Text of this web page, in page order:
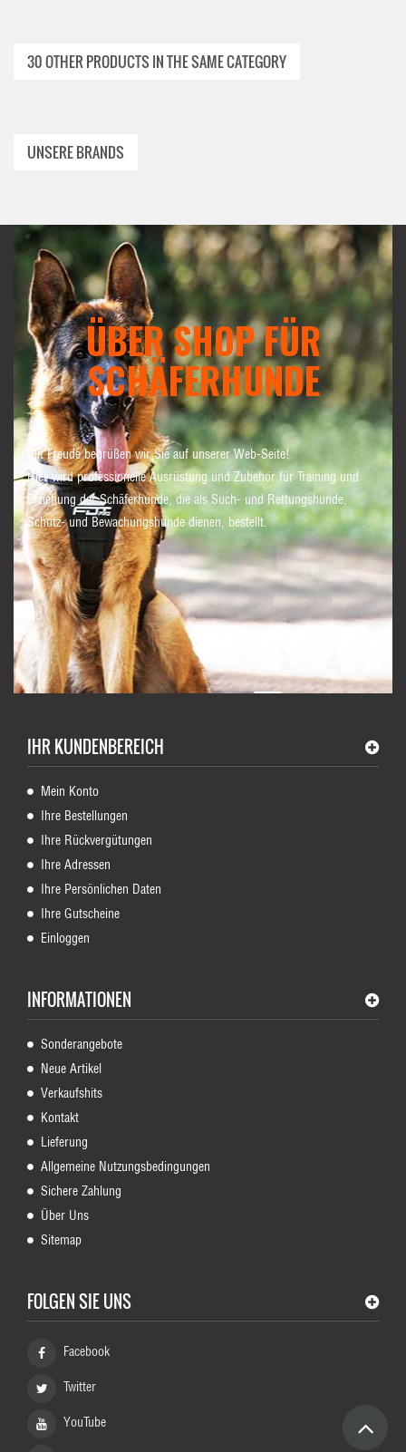
30 OTHER PRODUCTS IN THE SAME CATEGORY
UNSERE BRANDS
ÜBER SHOP FÜR
SCHÄFERHUNDE
Mit Freude begrüßen wir Sie auf unserer Web-Seite!
Hier wird professionelle Ausrüstung und Zubehör für Training und
Erziehung der Schäferhunde, die als Such- und Rettungshunde,
Schutz- und Bewachungshunde dienen, bestellt.
IHR KUNDENBEREICH
Mein Konto
Ihre Bestellungen
Ihre Rückvergütungen
Ihre Adressen
Ihre Persönlichen Daten
Ihre Gutscheine
Einloggen
INFORMATIONEN
Sonderangebote
Neue Artikel
Verkaufshits
Kontakt
Lieferung
Allgemeine Nutzungsbedingungen
Sichere Zahlung
Über Uns
Sitemap
FOLGEN SIE UNS
Facebook
Twitter
YouTube